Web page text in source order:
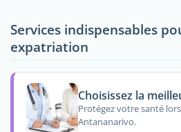
Services indispensables
expatriation
Choisissez la
Protégez votre santé
Antananarivo.